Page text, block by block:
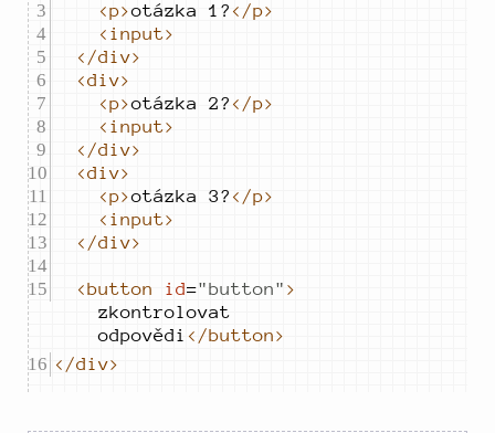
<p>otázka 1? </p>
<input>
</div>
<div>
<p>otázka 2? </p>
<input>
</div>
<div>
<p>otázka 3? </p>
<input>
</div>
<button id="button" >
zkontrolovat
odpovědi </button>
</div>